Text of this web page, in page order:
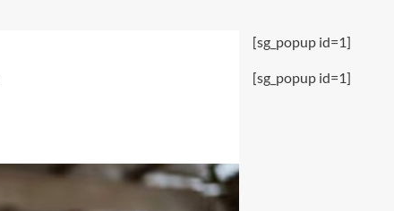
[sg_popup id=1]
[sg_popup id=1]